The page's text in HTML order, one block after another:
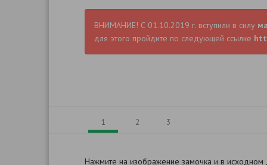
ВНИМАНИЕ! С 01.10.2019 г. вступили в силу
для этого пройдите по следующей ссылке
1 2 3
Нажмите на изображение замочка и в исходном